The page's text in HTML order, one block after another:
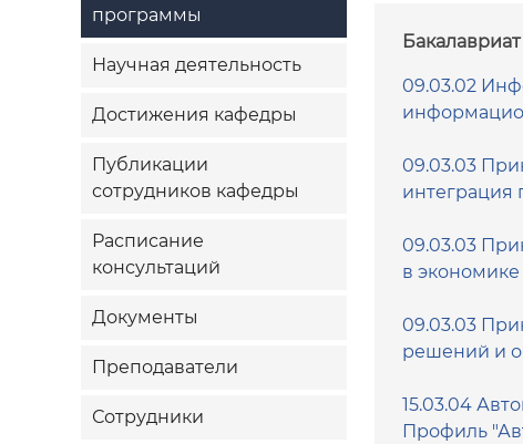
программы
Научная деятельность
Достижения кафедры
Публикации
сотрудников кафедры
Расписание
консультаций
Документы
Преподаватели
Сотрудники
Бакалавриат
09.03.02
09.03.03
09.03.03
в
09.03.03
решений и
15.03.04
Профиль